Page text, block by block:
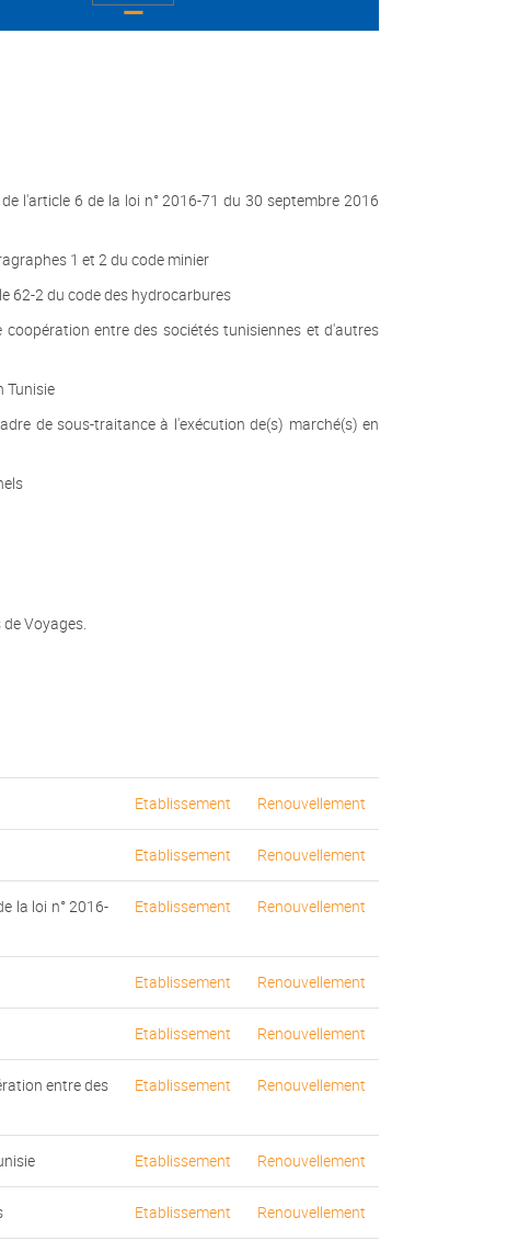
l'article 6 de la loi n° 2016-71 du 30 septembre 2016
1 et 2 du code minier
62-2 du code des hydrocarbures
entre des sociétés tunisiennes et d'autres
Tunisie
de sous-traitance à l'exécution de(s) marché(s) en
Voyages.
Etablissement Renouvellement
Etablissement Renouvellement
la loi n° 2016-
Etablissement Renouvellement
Etablissement Renouvellement
Etablissement Renouvellement
entre des
Etablissement Renouvellement
Etablissement Renouvellement
Etablissement Renouvellement